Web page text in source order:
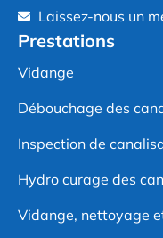
Laissez-nous un
Prestations
Vidange
Débouchage des
Inspection de
Hydro curage des
Vidange, nettoyage